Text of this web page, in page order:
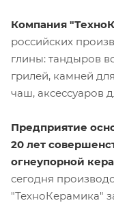
Компания
российских
глины: тандыров
грилей, камней
чаш, аксессуаров
Предприятие
20 лет
огнеупорной
сегодня
"ТехноКерамика"